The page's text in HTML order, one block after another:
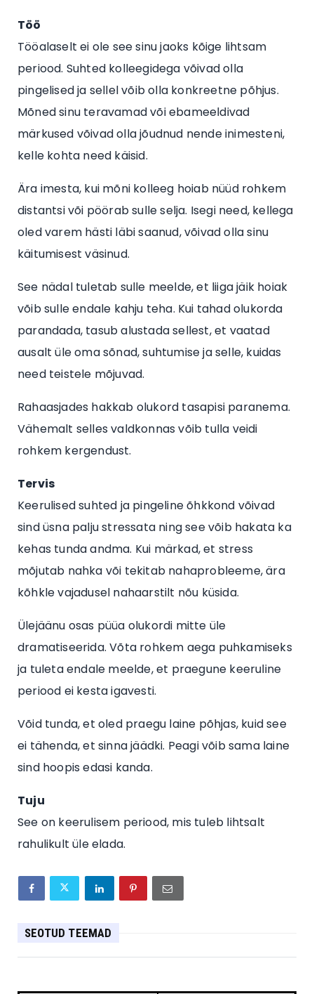
Töö
Tööalaselt ei ole see sinu jaoks kõige lihtsam
periood. Suhted kolleegidega võivad olla
pingelised ja sellel võib olla konkreetne põhjus.
Mõned sinu teravamad või ebameeldivad
märkused võivad olla jõudnud nende inimesteni,
kelle kohta need käisid.
Ära imesta, kui mõni kolleeg hoiab nüüd rohkem
distantsi või pöörab sulle selja. Isegi need, kellega
oled varem hästi läbi saanud, võivad olla sinu
käitumisest väsinud.
See nädal tuletab sulle meelde, et liiga jäik hoiak
võib sulle endale kahju teha. Kui tahad olukorda
parandada, tasub alustada sellest, et vaatad
ausalt üle oma sõnad, suhtumise ja selle, kuidas
need teistele mõjuvad.
Rahaasjades hakkab olukord tasapisi paranema.
Vähemalt selles valdkonnas võib tulla veidi
rohkem kergendust.
Tervis
Keerulised suhted ja pingeline õhkkond võivad
sind üsna palju stressata ning see võib hakata ka
kehas tunda andma. Kui märkad, et stress
mõjutab nahka või tekitab nahaprobleeme, ära
kõhkle vajadusel nahaarstilt nõu küsida.
Ülejäänu osas püüa olukordi mitte üle
dramatiseerida. Võta rohkem aega puhkamiseks
ja tuleta endale meelde, et praegune keeruline
periood ei kesta igavesti.
Võid tunda, et oled praegu laine põhjas, kuid see
ei tähenda, et sinna jäädki. Peagi võib sama laine
sind hoopis edasi kanda.
Tuju
See on keerulisem periood, mis tuleb lihtsalt
rahulikult üle elada.
SEOTUD TEEMAD